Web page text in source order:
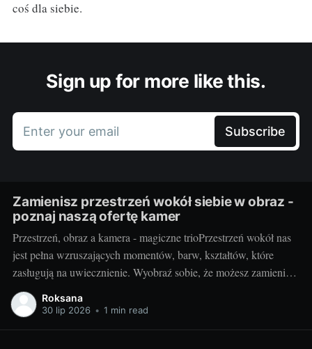
coś dla siebie.
Sign up for more like this.
Enter your email Subscribe
Zamienisz przestrzeń wokół siebie w obraz -
poznaj naszą ofertę kamer
Przestrzeń, obraz a kamera - magiczne trioPrzestrzeń wokół nas
jest pełna wzruszających momentów, barw, kształtów, które
zasługują na uwiecznienie. Wyobraź sobie, że możesz zamienić
otaczający cię świat w jednym migawki w piękny,
niepowtarzalny obraz. Taką możliwość daje ci kamera.
Roksana
30 lip 2026 • 1 min read